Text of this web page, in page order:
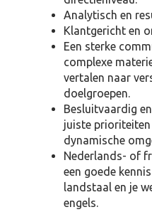
Analytisch en
Klantgericht en
Een sterke
complexe
vertalen naar
doelgroepen.
Besluitvaardig
juiste prioriteiten
dynamische
Nederlands- of
een goede
landstaal en je
engels.